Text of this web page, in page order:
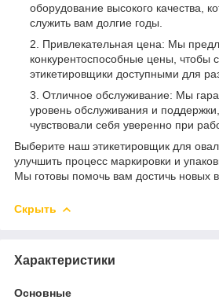
оборудование высокого качества,
служить вам долгие годы.
Привлекательная цена: Мы
конкурентоспособные цены, чтобы
этикетировщики доступными для
Отличное обслуживание: Мы
уровень обслуживания и
чувствовали себя уверенно при
Выберите наш этикетировщик для
улучшить процесс маркировки и
Мы готовы помочь вам достичь новых
Скрыть
Характеристики
Основные